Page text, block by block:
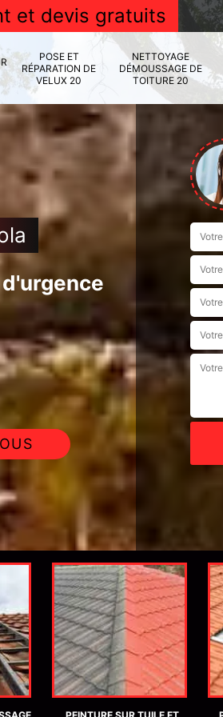
et devis gratuits
POSE ET
RÉPARATION DE
VELUX 20
NETTOYAGE
DÉMOUSSAGE DE
TOITURE 20